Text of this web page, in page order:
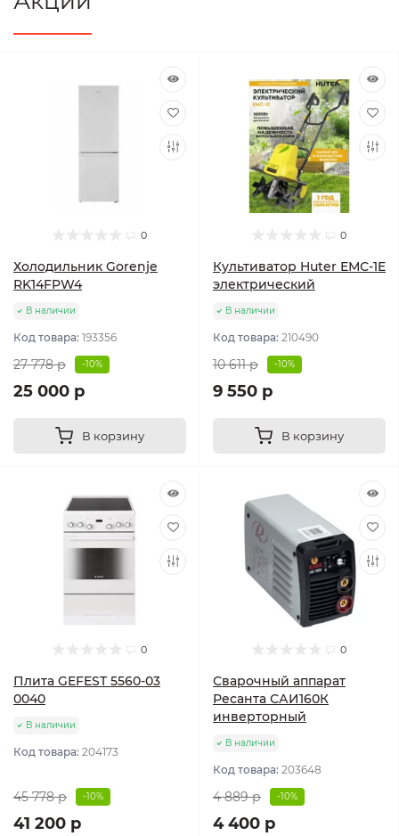
0
Холодильник Gorenje
RK14FPW4
В наличии
Код товара: 193356
27 778 р -10%
25 000 р
В корзину
0
Культиватор Huter ЕМС-1E
электрический
В наличии
Код товара: 210490
10 611 р -10%
9 550 р
В корзину
0
Плита GEFEST 5560-03
0040
В наличии
Код товара: 204173
45 778 р -10%
41 200 р
0
Сварочный аппарат
Ресанта САИ160К
инверторный
В наличии
Код товара: 203648
4 889 р -10%
4 400 р